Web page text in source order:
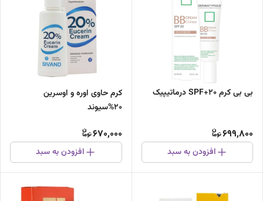
بی بی کرم SPF+20 درماتیپیک
699,800
افزودن به سبد
کرم حاوی اوره و اوسرین
20%سیوند
670,000
افزودن به سبد